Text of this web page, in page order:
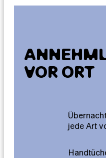
VOR ORT
jede Art